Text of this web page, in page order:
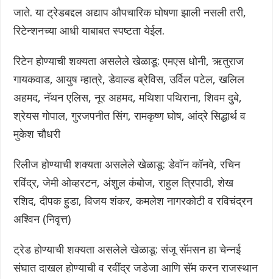
जाते. या ट्रेडबद्दल अद्याप औपचारिक घोषणा झाली नसली तरी,
रिटेन्शनच्या आधी याबाबत स्पष्टता येईल.
रिटेन होण्याची शक्यता असलेले खेळाडू: एमएस धोनी, ऋतुराज
गायकवाड, आयुष म्हात्रे, डेवाल्ड ब्रेविस, उर्विल पटेल, खलिल
अहमद, नॅथन एलिस, नूर अहमद, मथिशा पथिराना, शिवम दुबे,‌
श्रेयस गोपाल, गुरजपनीत सिंग, रामकृष्ण घोष, आंद्रे सिद्धार्थ व
मुकेश चौधरी
रिलीज होण्याची शक्यता असलेले खेळाडू: डेवॉन कॉनवे, रचिन
रविंद्र, जेमी ओव्हरटन, अंशुल कंबोज, राहुल त्रिपाठी, शेख
रशिद, दीपक हुडा, विजय शंकर, कमलेश नागरकोटी व रविचंद्रन
अश्विन (निवृत्त)
ट्रेड होण्याची शक्यता असलेले खेळाडू: संजू सॅमसन हा चेन्नई
संघात दाखल होण्याची व रवींद्र जडेजा आणि सॅम करन राजस्थान